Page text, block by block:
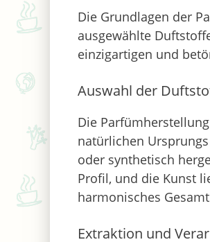
Die Grundlagen der
ausgewählte
einzigartigen und
Auswahl der
Die
natürlichen
oder synthetisch
Profil, und die Kunst
harmonisches
Extraktion und